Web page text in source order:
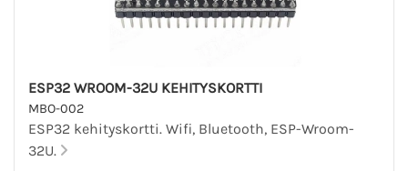
ESP32 WROOM-32U KEHITYSKORTTI
MBO-002
ESP32 kehityskortti. Wifi, Bluetooth, ESP-Wroom-
32U.